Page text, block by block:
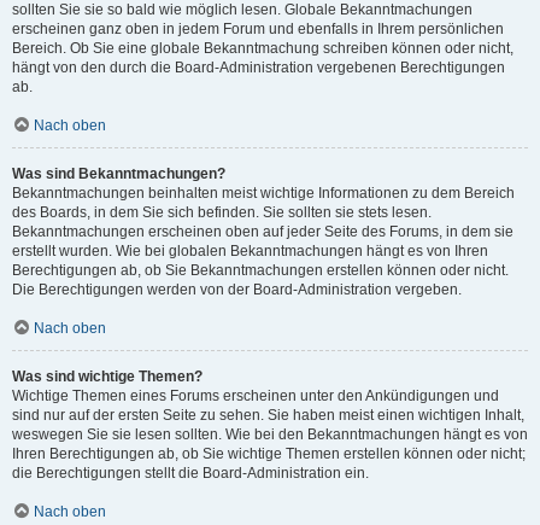
sollten Sie sie so bald wie möglich lesen. Globale Bekanntmachungen
erscheinen ganz oben in jedem Forum und ebenfalls in Ihrem persönlichen
Bereich. Ob Sie eine globale Bekanntmachung schreiben können oder nicht,
hängt von den durch die Board-Administration vergebenen Berechtigungen
ab.
Nach oben
Was sind Bekanntmachungen?
Bekanntmachungen beinhalten meist wichtige Informationen zu dem Bereich
des Boards, in dem Sie sich befinden. Sie sollten sie stets lesen.
Bekanntmachungen erscheinen oben auf jeder Seite des Forums, in dem sie
erstellt wurden. Wie bei globalen Bekanntmachungen hängt es von Ihren
Berechtigungen ab, ob Sie Bekanntmachungen erstellen können oder nicht.
Die Berechtigungen werden von der Board-Administration vergeben.
Nach oben
Was sind wichtige Themen?
Wichtige Themen eines Forums erscheinen unter den Ankündigungen und
sind nur auf der ersten Seite zu sehen. Sie haben meist einen wichtigen Inhalt,
weswegen Sie sie lesen sollten. Wie bei den Bekanntmachungen hängt es von
Ihren Berechtigungen ab, ob Sie wichtige Themen erstellen können oder nicht;
die Berechtigungen stellt die Board-Administration ein.
Nach oben